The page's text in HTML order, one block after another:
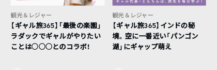
観光＆レジャー
【ギャル旅365】「最後の楽園」
ラダックでギャルがやりたい
ことは○○○とのコラボ！
観光＆レジャー
【ギャル旅365】インドの秘
境。空に一番近い「パンゴン
湖」にギャップ萌え